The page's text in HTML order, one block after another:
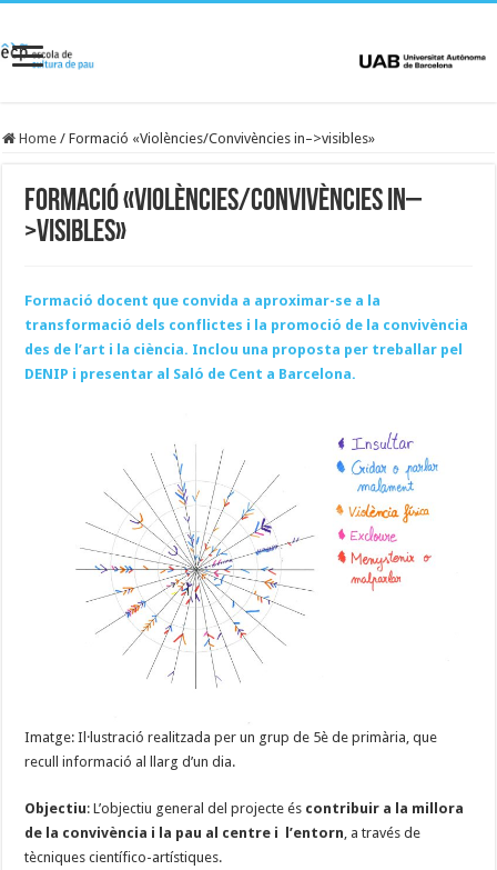
Home / Formació «Violències/Convivències in–>visibles»
Formació «Violències/Convivències in–
>visibles»
Formació docent que convida a aproximar-se a la
transformació dels conflictes i la promoció de la convivència
des de l’art i la ciència. Inclou una proposta per treballar pel
DENIP i presentar al Saló de Cent a Barcelona.
Imatge: Il·lustració realitzada per un grup de 5è de primària, que
recull informació al llarg d’un dia.
Objectiu: L’objectiu general del projecte és contribuir a la millora
de la convivència i la pau al centre i l’entorn, a través de
tècniques científico-artístiques.